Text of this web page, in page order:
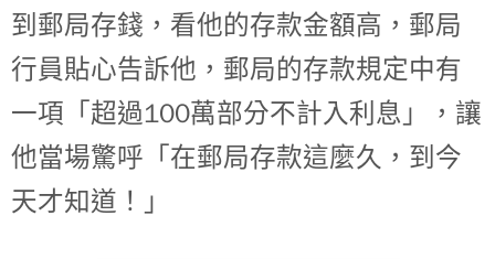
到郵局存錢，看他的存款金額高，郵局
行員貼心告訴他，郵局的存款規定中有
一項「超過100萬部分不計入利息」，讓
他當場驚呼「在郵局存款這麼久，到今
天才知道！」